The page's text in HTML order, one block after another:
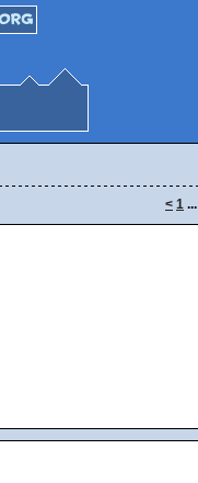
< 1 ...